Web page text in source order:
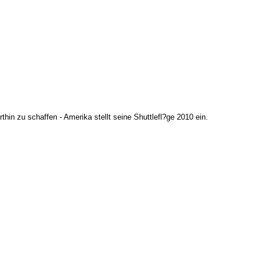
zu schaffen - Amerika stellt seine Shuttlefl?ge 2010 ein.